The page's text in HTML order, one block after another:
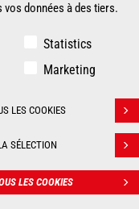
Informations
légales
Politique
des données
vos données à des tiers.
Statistics
Marketing
LES COOKIES
SÉLECTION
LES COOKIES